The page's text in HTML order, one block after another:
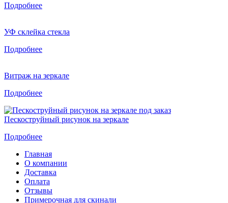
Подробнее
УФ склейка стекла
Подробнее
Витраж на зеркале
Подробнее
Пескоструйный рисунок на зеркале
Подробнее
Главная
О компании
Доставка
Оплата
Отзывы
Примерочная для скинали